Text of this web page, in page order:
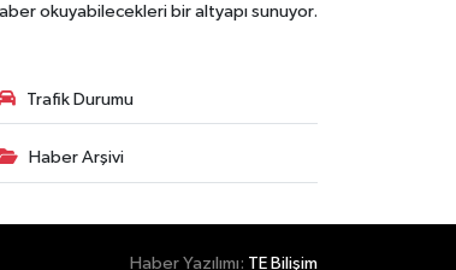
okuyabilecekleri bir altyapı sunuyor.
Trafik Durumu
Haber Arşivi
Haber Yazılımı: TE Bilişim